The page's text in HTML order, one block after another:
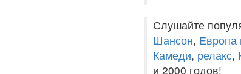
Слушайте
Шансон,
Камеди, релакс,
и 2000 годов!